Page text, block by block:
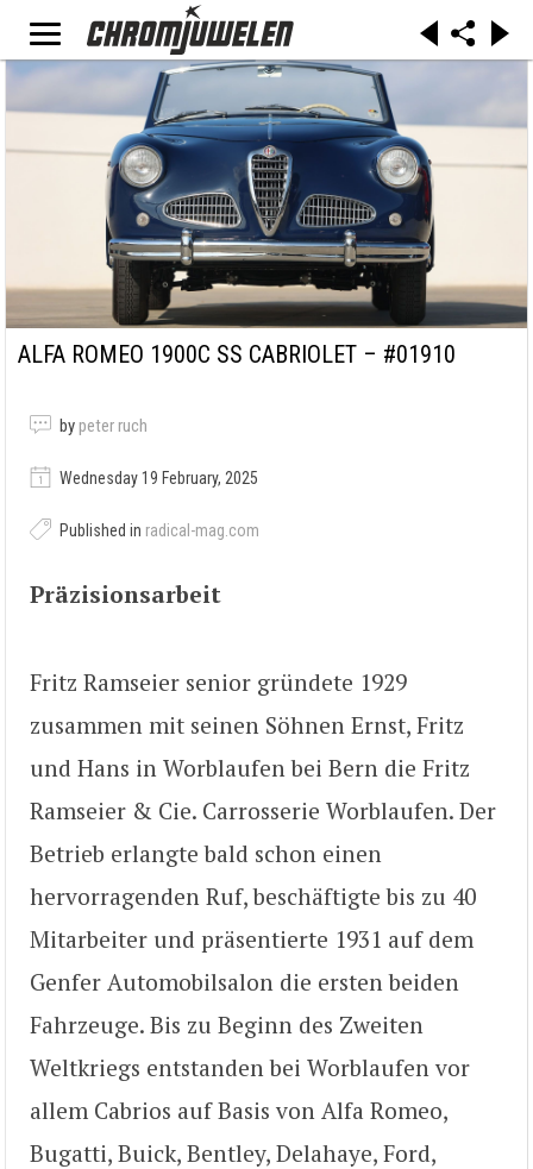
ALFA ROMEO 1900C SS CABRIOLET – #01910
by peter ruch
Wednesday 19 February, 2025
Published in radical-mag.com
Präzisionsarbeit
Fritz Ramseier senior gründete 1929
zusammen mit seinen Söhnen Ernst, Fritz
und Hans in Worblaufen bei Bern die Fritz
Ramseier & Cie. Carrosserie Worblaufen. Der
Betrieb erlangte bald schon einen
hervorragenden Ruf, beschäftigte bis zu 40
Mitarbeiter und präsentierte 1931 auf dem
Genfer Automobilsalon die ersten beiden
Fahrzeuge. Bis zu Beginn des Zweiten
Weltkriegs entstanden bei Worblaufen vor
allem Cabrios auf Basis von Alfa Romeo,
Bugatti, Buick, Bentley, Delahaye, Ford,